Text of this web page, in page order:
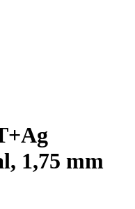
1,75 mm